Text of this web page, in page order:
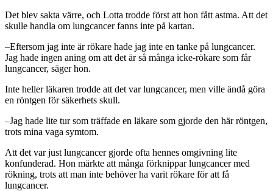
Det blev sakta värre, och Lotta trodde först att hon fått astma. Att det
skulle handla om lungcancer fanns inte på kartan.
–Eftersom jag inte är rökare hade jag inte en tanke på lungcancer.
Jag hade ingen aning om att det är så många icke-rökare som får
lungcancer, säger hon.
Inte heller läkaren trodde att det var lungcancer, men ville ändå göra
en röntgen för säkerhets skull.
–Jag hade lite tur som träffade en läkare som gjorde den här röntgen,
trots mina vaga symtom.
Att det var just lungcancer gjorde ofta hennes omgivning lite
konfunderad. Hon märkte att många förknippar lungcancer med
rökning, trots att man inte behöver ha varit rökare för att få
lungcancer.